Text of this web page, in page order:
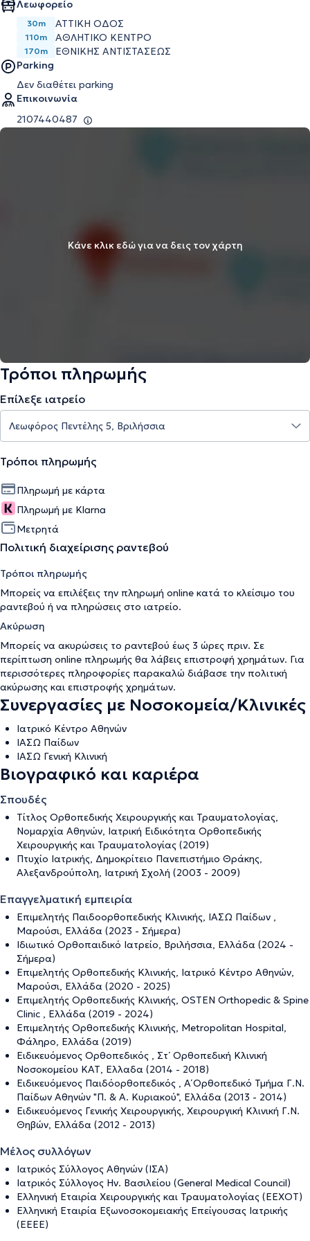
Λεωφορείο
30m ΑΤΤΙΚΗ ΟΔΟΣ
110m ΑΘΛΗΤΙΚΟ ΚΕΝΤΡΟ
170m
ΕΘΝΙΚΗΣ ΑΝΤΙΣΤΑΣΕΩΣ
Parking
Δεν διαθέτει parking
Επικοινωνία
2107440487
Κάνε κλικ εδώ για να δεις τον χάρτη
Τρόποι πληρωμής
Επίλεξε ιατρείο
Τρόποι πληρωμής
Πληρωμή με κάρτα
Πληρωμή με Klarna
Μετρητά
Πολιτική διαχείρισης ραντεβού
Τρόποι πληρωμής
Μπορείς να επιλέξεις την πληρωμή online κατά το κλείσιμο του
ραντεβού ή να πληρώσεις στο ιατρείο.
Ακύρωση
Μπορείς να ακυρώσεις το ραντεβού έως 3 ώρες πριν. Σε
περίπτωση online πληρωμής θα λάβεις επιστροφή χρημάτων. Για
περισσότερες πληροφορίες παρακαλώ διάβασε την πολιτική
ακύρωσης και επιστροφής χρημάτων.
Συνεργασίες με Νοσοκομεία/Κλινικές
Ιατρικό Κέντρο Αθηνών
ΙΑΣΩ Παίδων
ΙΑΣΩ Γενική Κλινική
Βιογραφικό και καριέρα
Σπουδές
Τίτλος Ορθοπεδικής Χειρουργικής και Τραυματολογίας,
Νομαρχία Αθηνών, Ιατρική Ειδικότητα Ορθοπεδικής
Χειρουργικής και Τραυματολογίας (2019)
Πτυχίο Ιατρικής, Δημοκρίτειο Πανεπιστήμιο Θράκης,
Αλεξανδρούπολη, Ιατρική Σχολή (2003 - 2009)
Επαγγελματική εμπειρία
Επιμελητής Παιδοορθοπεδικής Κλινικής, ΙΑΣΩ Παίδων ,
Μαρούσι, Ελλάδα (2023 - Σήμερα)
Ιδιωτικό Ορθοπαιδικό Ιατρείο, Βριλήσσια, Ελλάδα (2024 -
Σήμερα)
Επιμελητής Ορθοπεδικής Κλινικής, Ιατρικό Κέντρο Αθηνών,
Μαρούσι, Ελλάδα (2020 - 2025)
Επιμελητής Ορθοπεδικής Κλινικής, OSTEN Orthopedic & Spine
Clinic , Ελλάδα (2019 - 2024)
Επιμελητής Ορθοπεδικής Κλινικής, Metropolitan Hospital,
Φάληρο, Ελλάδα (2019)
Ειδικευόμενος Ορθοπεδικός , Στ΄ Ορθοπεδική Κλινική
Νοσοκομείου ΚΑΤ, Ελλαδα (2014 - 2018)
Ειδικευόμενος Παιδόορθοπεδικός , Α΄ Ορθοπεδικό Τμήμα Γ.Ν.
Παίδων Αθηνών "Π. & Α. Κυριακού", Ελλάδα (2013 - 2014)
Ειδικευόμενος Γενικής Χειρουργικής, Χειρουργική Κλινική Γ.Ν.
Θηβών, Ελλάδα (2012 - 2013)
Μέλος συλλόγων
Ιατρικός Σύλλογος Αθηνών (ΙΣΑ)
Ιατρικός Σύλλογος Ην. Βασιλείου (General Medical Council)
Ελληνική Εταιρία Χειρουργικής και Τραυματολογίας (ΕΕΧΟΤ)
Ελληνική Εταιρία Εξωνοσοκομειακής Επείγουσας Ιατρικής
(ΕΕΕΕ)